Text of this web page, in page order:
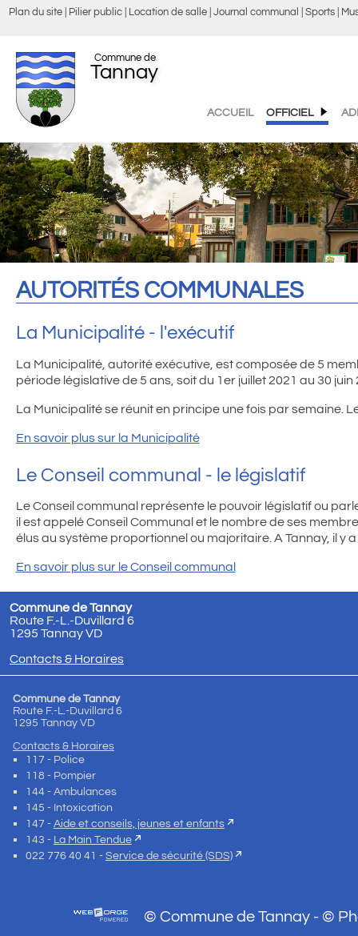
Plan du site Pilier public Location de salle Journal communal Sports
Commune de
Tannay
ACCUEIL OFFICIEL
AUTORITÉS COMMUNALES
La Municipalité - l'exécutif
La Municipalité, autorité exécutive, est composée de 5
période législative de 5 ans, soit du 1er juillet 2021 au 30 juin
La Municipalité se réunit en principe une fois par semaine.
En savoir plus sur la Municipalité
Le Conseil communal - le législatif
Le Conseil communal représente le pouvoir législatif ou
il est appelé Conseil Communal et le nombre de ses
élus au système proportionnel ou majoritaire. A Tannay, il y
En savoir plus sur le Conseil communal
Commune de Tannay
Route F.-L.-Duvillard 6
1295 Tannay VD
Contacts & Horaires
Commune de Tannay
Route F.-L.-Duvillard 6
1295 Tannay VD
Contacts & Horaires
117 - Police
118 - Pompier
144 - Ambulances
145 - Intoxication
147 - Aide et conseils, jeunes et enfants
143 - La Main Tendue
022 776 40 41 - Service de sécurité (SDS)
© Commune de Tannay - ©